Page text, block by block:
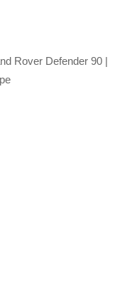
Rover Defender 90 |